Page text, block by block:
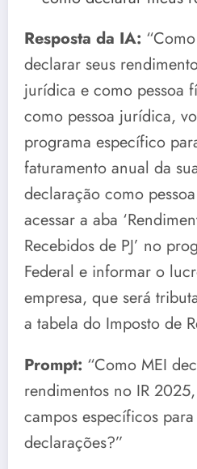
Resposta da IA:
declarar seus
jurídica e como pessoa
como pessoa jurídica,
programa específico
faturamento anual da
declaração como
acessar a aba
Recebidos de PJ’ no
Federal e informar o
empresa, que será
a tabela do Imposto de
Prompt: “Como MEI
rendimentos no IR
campos específicos
declarações?”